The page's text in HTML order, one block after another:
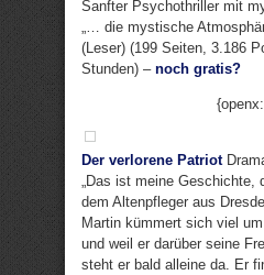
Sanfter Psychothriller mit
„… die mystische
(Leser) (199 Seiten, 3.186
Stunden) – noch gratis?
Der verlorene Patriot
„Das ist meine Geschichte,
dem Altenpfleger aus
Martin kümmert sich viel
und weil er darüber seine
steht er bald alleine da. Er